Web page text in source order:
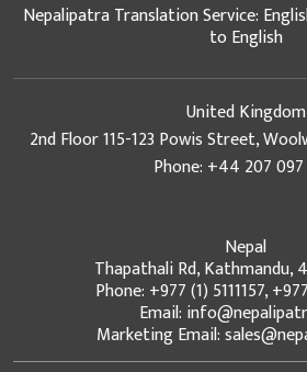
Nepalipatra Translation Service:
to English
United Kingdom
2nd Floor 115-123 Powis Street,
Phone: +44 207 097
Nepal
Thapathali Rd, Kathmandu,
Phone: +977 (1) 5111157,
Email:
Marketing Email: